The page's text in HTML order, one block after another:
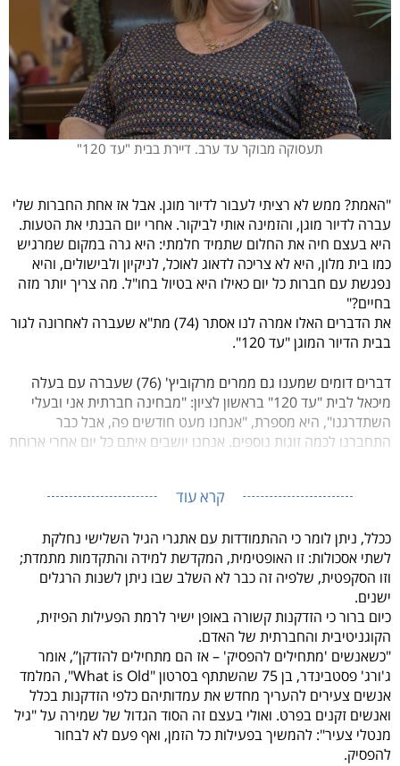
תעסוקה מבוקר עד ערב. דיירת בבית "עד 120"
"האמת? ממש לא רציתי לעבור לדיור מוגן. אבל אז אחת החברות שלי
עברה לדיור מוגן, והזמינה אותי לביקור. אחרי יום הבנתי את הטעות.
היא בעצם חיה את החלום שתמיד חלמתי: היא גרה במקום שמרגיש
כמו בית מלון, היא לא צריכה לדאוג לאוכל, לניקיון ולבישולים, והיא
נפגשת עם חברות כל יום כאילו היא בטיול בחו"ל. מה צריך יותר מזה
בחיים?"
את הדברים האלו אמרה לנו אסתר (74) מת"א שעברה לאחרונה לגור
בבית הדיור המוגן "עד 120".
דברים דומים שמענו גם ממרים מרקוביץ' (76) שעברה עם בעלה
מיכאל לבית "עד 120" בראשון לציון: "מבחינה חברתית אני ובעלי
השתדרגנו", היא מספרת, "אנחנו מעט חודשים פה, אבל כבר
התחברנו לכמה זוגות נוספים. אנחנו יושבים איתם כל יום אחרי ארוחת
קרא עוד
ככלל, ניתן לומר כי ההתמודדות עם אתגרי הגיל השלישי נחלקת
לשתי אסכולות: זו האופטימית, המקדשת למידה והתקדמות מתמדת;
וזו הסקפטית, שלפיה זה כבר לא השלב שבו ניתן לשנות הרגלים
ישנים.
כיום ברור כי הזדקנות קשורה באופן ישיר לרמת הפעילות הפיזית,
הקוגניטיבית והחברתית של האדם.
"כשאנשים 'מתחילים להפסיק' – אז הם מתחילים להזדקן”, אומר
ג'ורג' פסטבינדר, בן 75 שהשתתף בסרטון "What is Old", המלמד
אנשים צעירים להעריך מחדש את עמדותיהם כלפי הזדקנות בכלל
ואנשים זקנים בפרט. ואולי בעצם זה הסוד הגדול של שמירה על "גיל
מנטלי צעיר": להמשיך בפעילות כל הזמן, ואף פעם לא לבחור
להפסיק.